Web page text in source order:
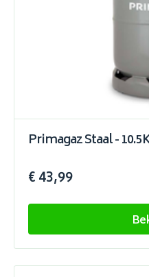
Primagaz Staal -
€ 43,99